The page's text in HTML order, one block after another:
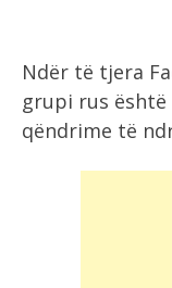
Ndër të tjera
grupi rus është
qëndrime të